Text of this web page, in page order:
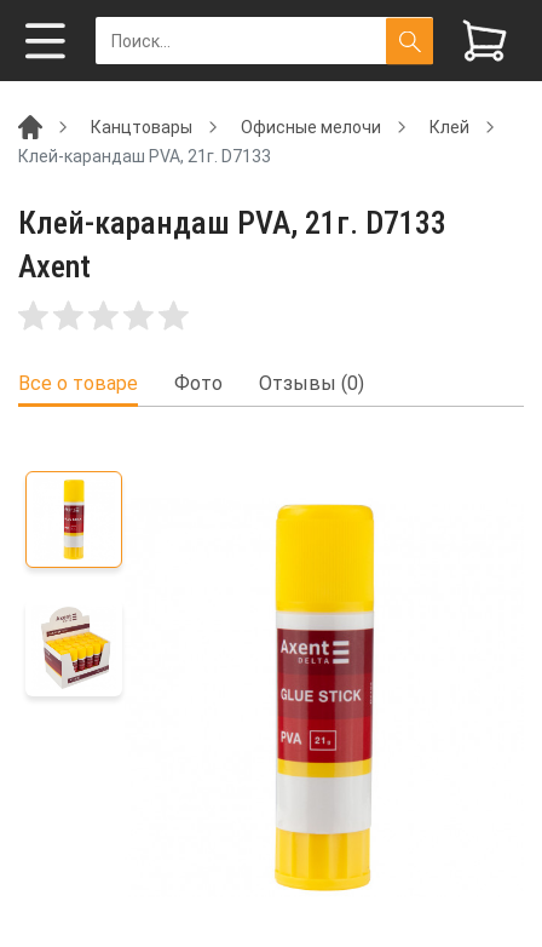
Канцтовары Офисные мелочи
Клей
Клей-карандаш PVA, 21г. D7133
Клей-карандаш PVA, 21г. D7133
Axent
Все о товаре Фото Отзывы (0)